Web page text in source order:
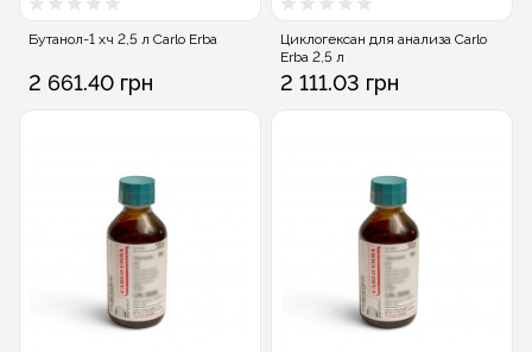
Бутанол-1 хч 2,5 л Carlo Erba
2 661.40 грн
Циклогексан для анализа Carlo
Erba 2,5 л
2 111.03 грн